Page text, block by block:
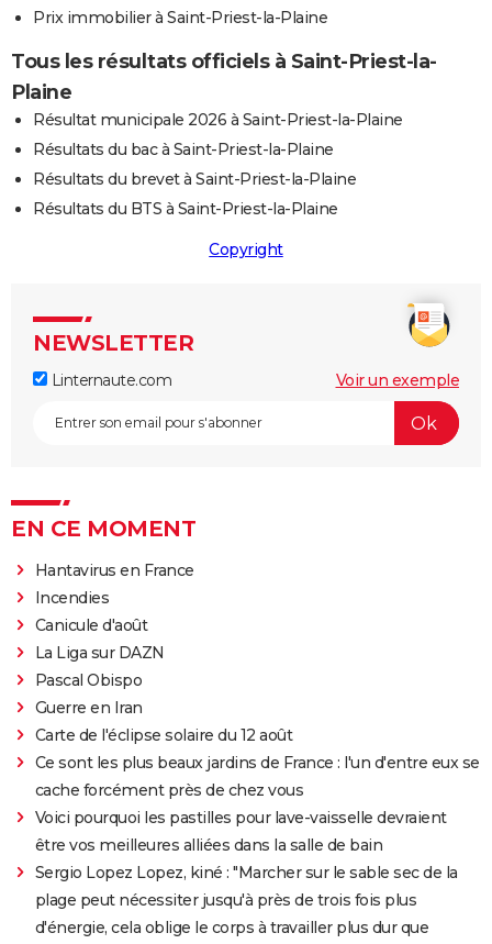
Prix immobilier à Saint-Priest-la-Plaine
Tous les résultats officiels à Saint-Priest-la-
Plaine
Résultat municipale 2026 à Saint-Priest-la-Plaine
Résultats du bac à Saint-Priest-la-Plaine
Résultats du brevet à Saint-Priest-la-Plaine
Résultats du BTS à Saint-Priest-la-Plaine
Copyright
NEWSLETTER
Linternaute.com Voir un exemple
EN CE MOMENT
Hantavirus en France
Incendies
Canicule d'août
La Liga sur DAZN
Pascal Obispo
Guerre en Iran
Carte de l'éclipse solaire du 12 août
Ce sont les plus beaux jardins de France : l'un d'entre eux se
cache forcément près de chez vous
Voici pourquoi les pastilles pour lave-vaisselle devraient
être vos meilleures alliées dans la salle de bain
Sergio Lopez Lopez, kiné : "Marcher sur le sable sec de la
plage peut nécessiter jusqu'à près de trois fois plus
d'énergie, cela oblige le corps à travailler plus dur que